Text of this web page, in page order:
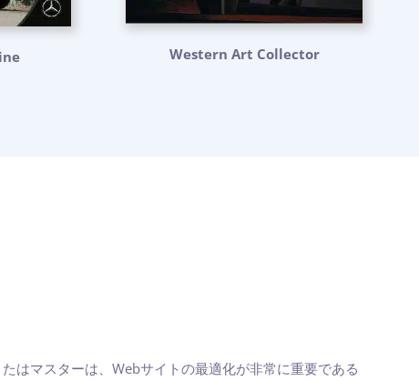
Western Art Collector
はマスターは、Webサイトの最適化が非常に重要である